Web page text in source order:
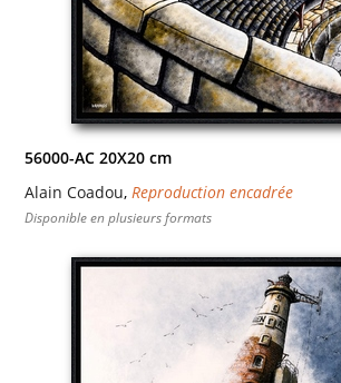
56000-AC 20X20 cm
Alain Coadou, Reproduction encadrée
Disponible en plusieurs formats